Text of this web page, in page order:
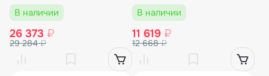
В наличии
26 373 ₽
29 284₽
В наличии
11 619 ₽
12 668₽